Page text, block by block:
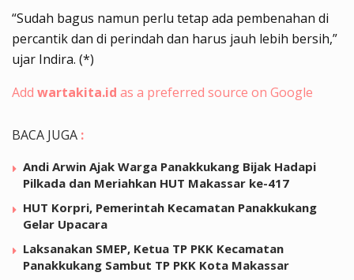
“Sudah bagus namun perlu tetap ada pembenahan di
percantik dan di perindah dan harus jauh lebih bersih,”
ujar Indira. (*)
Add wartakita.id as a preferred source on Google
BACA JUGA :
Andi Arwin Ajak Warga Panakkukang Bijak Hadapi
Pilkada dan Meriahkan HUT Makassar ke-417
HUT Korpri, Pemerintah Kecamatan Panakkukang
Gelar Upacara
Laksanakan SMEP, Ketua TP PKK Kecamatan
Panakkukang Sambut TP PKK Kota Makassar